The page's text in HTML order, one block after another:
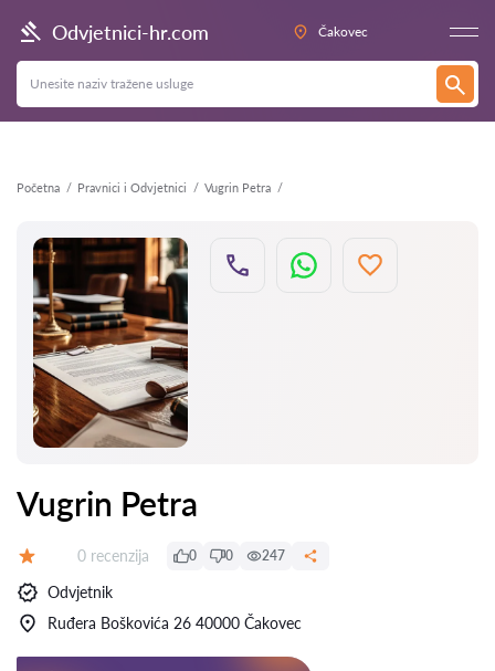
Odvjetnici-hr.com Čakovec
Početna Pravnici i Odvjetnici Vugrin Petra
Natrag
Vugrin Petra
Recenzija:
0 recenzija 0 0 247
Odvjetnik
Ruđera Boškovića 26 40000 Čakovec